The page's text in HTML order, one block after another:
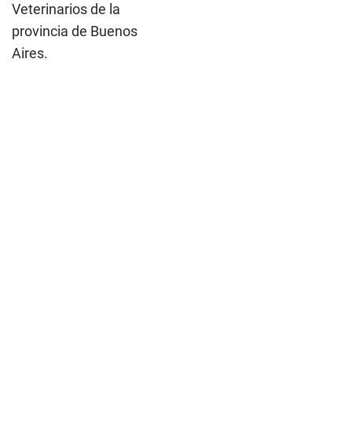
Veterinarios de la
provincia de Buenos
Aires.